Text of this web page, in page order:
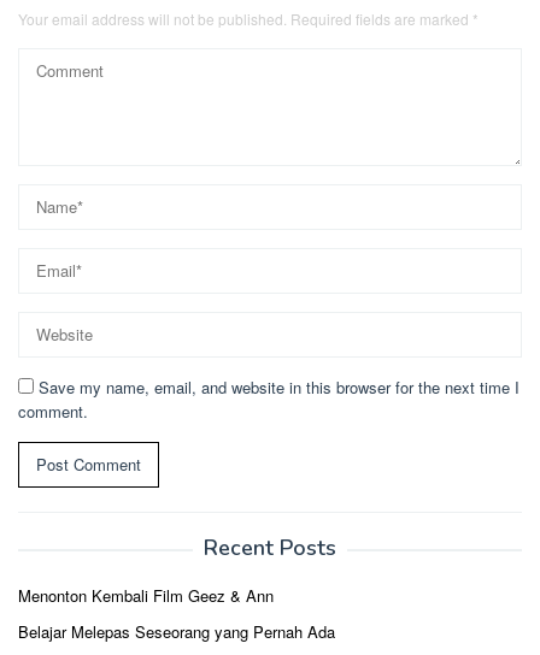
Your email address will not be published. Required fields are marked *
Save my name, email, and website in this browser for the next time I
comment.
Recent Posts
Menonton Kembali Film Geez & Ann
Belajar Melepas Seseorang yang Pernah Ada